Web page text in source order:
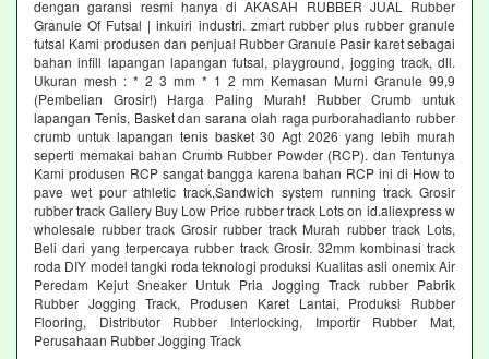
dengan garansi resmi hanya di AKASAH RUBBER JUAL Rubber
Granule Of Futsal | inkuiri industri. zmart rubber plus rubber granule
futsal Kami produsen dan penjual Rubber Granule Pasir karet sebagai
bahan infill lapangan lapangan futsal, playground, jogging track, dll.
Ukuran mesh : * 2 3 mm * 1 2 mm Kemasan Murni Granule 99,9
(Pembelian Grosir!) Harga Paling Murah! Rubber Crumb untuk
lapangan Tenis, Basket dan sarana olah raga purborahadianto rubber
crumb untuk lapangan tenis basket 30 Agt 2026 yang lebih murah
seperti memakai bahan Crumb Rubber Powder (RCP). dan Tentunya
Kami produsen RCP sangat bangga karena bahan RCP ini di How to
pave wet pour athletic track,Sandwich system running track Grosir
rubber track Gallery Buy Low Price rubber track Lots on id.aliexpress w
wholesale rubber track Grosir rubber track Murah rubber track Lots,
Beli dari yang terpercaya rubber track Grosir. 32mm kombinasi track
roda DIY model tangki roda teknologi produksi Kualitas asli onemix Air
Peredam Kejut Sneaker Untuk Pria Jogging Track rubber Pabrik
Rubber Jogging Track, Produsen Karet Lantai, Produksi Rubber
Flooring, Distributor Rubber Interlocking, Importir Rubber Mat,
Perusahaan Rubber Jogging Track